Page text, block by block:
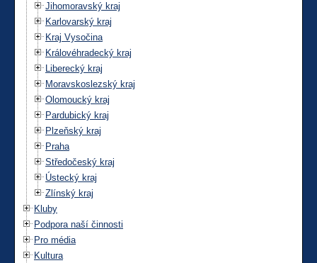
Jihomoravský kraj
Karlovarský kraj
Kraj Vysočina
Královéhradecký kraj
Liberecký kraj
Moravskoslezský kraj
Olomoucký kraj
Pardubický kraj
Plzeňský kraj
Praha
Středočeský kraj
Ústecký kraj
Zlínský kraj
Kluby
Podpora naší činnosti
Pro média
Kultura